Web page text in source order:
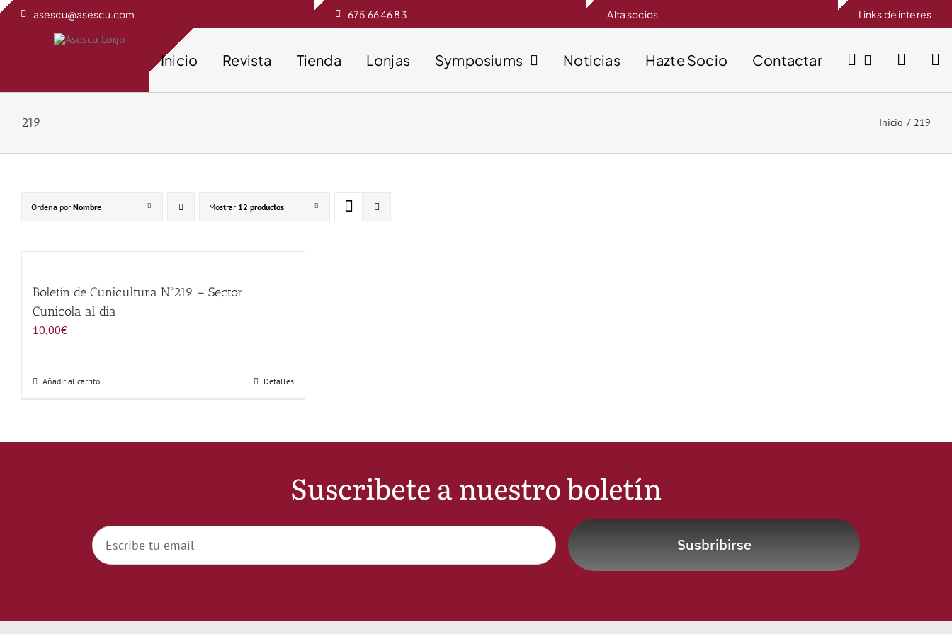
Saltar
asescu@asescu.com 675 66 46 83 Alta socios Links de interes
Inicio Revista Tienda Lonjas Symposiums Noticias Hazte Socio Contactar
219 Inicio 219
Ordena por Nombre Mostrar 12 productos
Boletín de Cunicultura Nº219 – Sector
Cunicola al dia
10,00€
Añadir al carrito Detalles
Suscribete a nuestro boletín
Susbribirse